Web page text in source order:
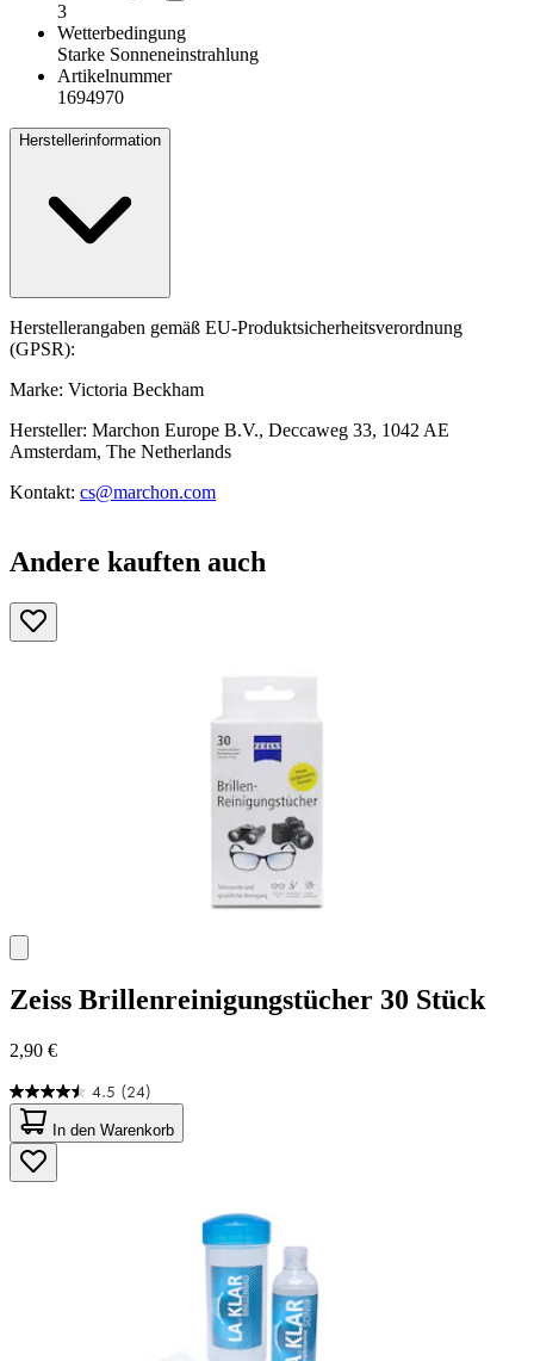
3
Wetterbedingung
Starke Sonneneinstrahlung
Artikelnummer
1694970
Herstellerinformation
Herstellerangaben gemäß EU-Produktsicherheitsverordnung
(GPSR):
Marke: Victoria Beckham
Hersteller: Marchon Europe B.V., Deccaweg 33, 1042 AE
Amsterdam, The Netherlands
Kontakt: cs@marchon.com
Andere kauften auch
Zeiss Brillenreinigungstücher 30 Stück
2,90 €
4.5 (24)
4.5
von
5
Sternen.
24
In den Warenkorb